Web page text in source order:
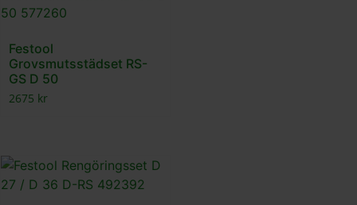
Festool
Grovsmutsstädset RS-
GS D 50
2675 kr